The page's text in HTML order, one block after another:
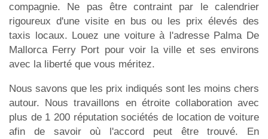
compagnie. Ne pas être contraint par le calendrier
rigoureux d'une visite en bus ou les prix élevés des
taxis locaux. Louez une voiture à l'adresse Palma De
Mallorca Ferry Port pour voir la ville et ses environs
avec la liberté que vous méritez.
Nous savons que les prix indiqués sont les moins chers
autour. Nous travaillons en étroite collaboration avec
plus de 1 200 réputation sociétés de location de voiture
afin de savoir où l'accord peut être trouvé. En